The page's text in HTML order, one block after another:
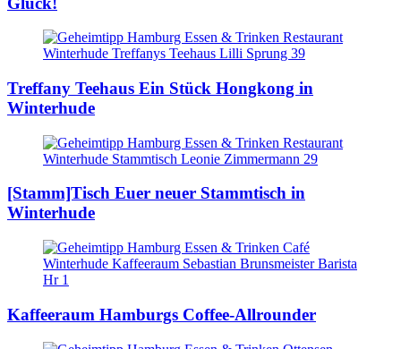
Treffany Teehaus Ein Stück Hongkong in
Winterhude
[Stamm]Tisch Euer neuer Stammtisch in
Winterhude
Kaffeeraum Hamburgs Coffee-Allrounder